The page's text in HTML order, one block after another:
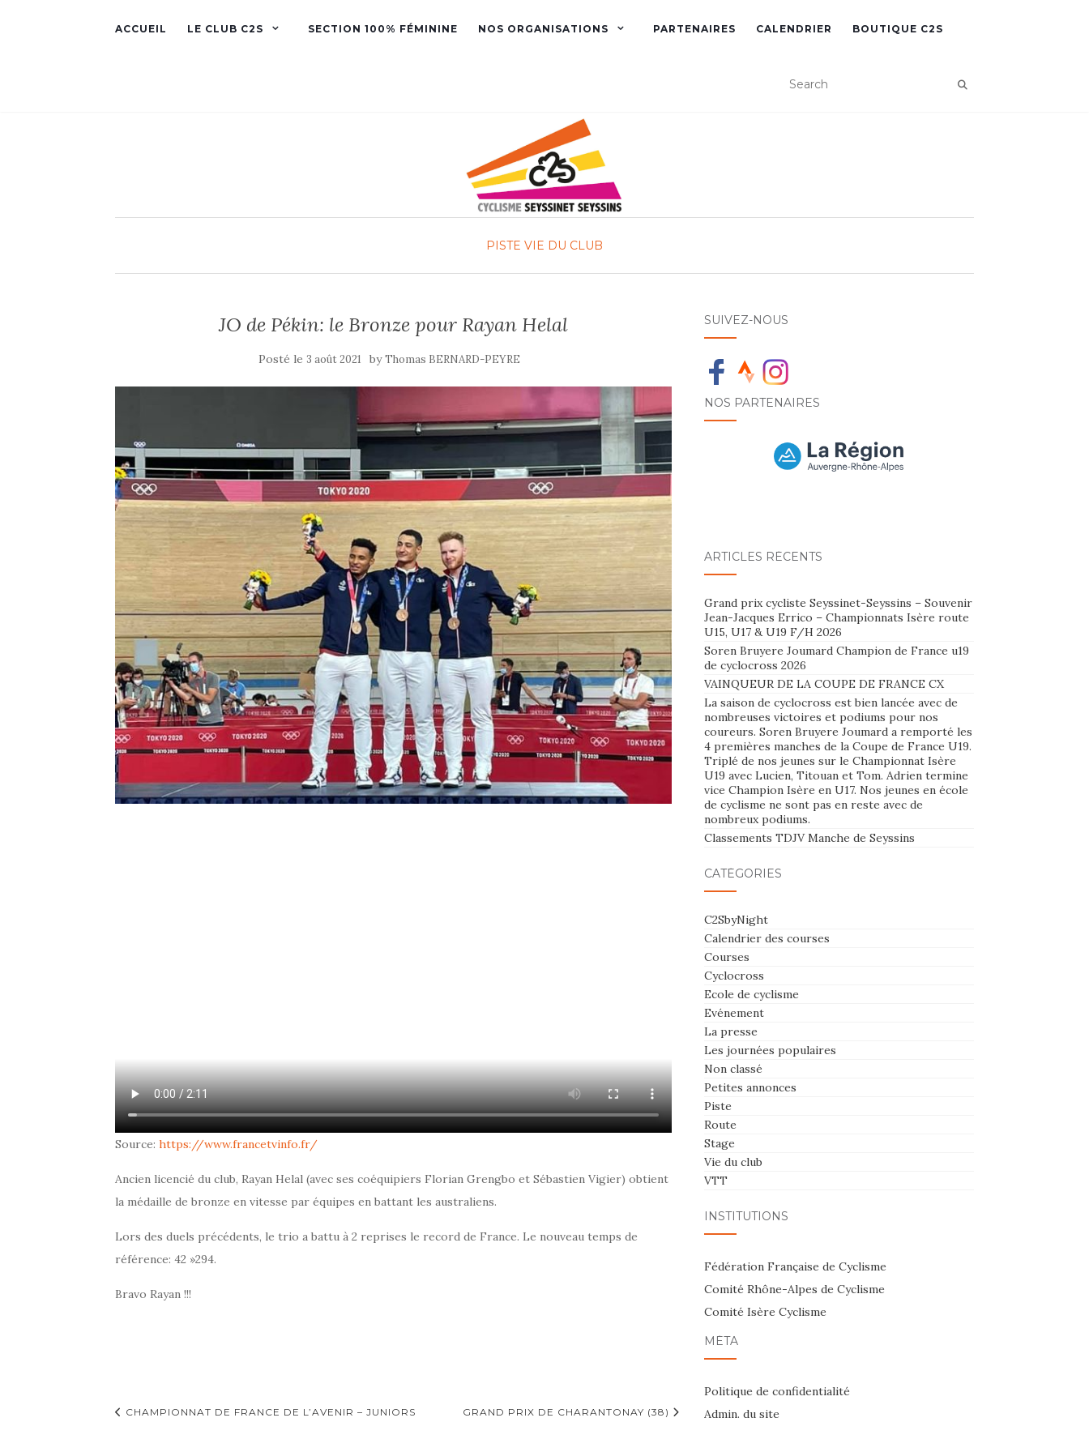
ACCUEIL LE CLUB C2S SECTION 100% FÉMININE NOS ORGANISATIONS PARTENAIRES CALENDRIER BOUTIQUE C2S
PISTE VIE DU CLUB
JO de Pékin: le Bronze pour Rayan Helal
Posté le 3 août 2021 byThomas BERNARD-PEYRE
Source: https://www.francetvinfo.fr/
Ancien licencié du club, Rayan Helal (avec ses coéquipiers Florian Grengbo et Sébastien Vigier) obtient
la médaille de bronze en vitesse par équipes en battant les australiens.
Lors des duels précédents, le trio a battu à 2 reprises le record de France. Le nouveau temps de
référence: 42 »294.
Bravo Rayan !!!
Navigation
CHAMPIONNAT DE FRANCE DE L’AVENIR – JUNIORS GRAND PRIX DE CHARANTONAY (38)
SUIVEZ-NOUS
NOS PARTENAIRES
ARTICLES RÉCENTS
Grand prix cycliste Seyssinet-Seyssins – Souvenir
Jean-Jacques Errico – Championnats Isère route
U15, U17 & U19 F/H 2026
Soren Bruyere Joumard Champion de France u19
de cyclocross 2026
VAINQUEUR DE LA COUPE DE FRANCE CX
La saison de cyclocross est bien lancée avec de
nombreuses victoires et podiums pour nos
coureurs. Soren Bruyere Joumard a remporté les
4 premières manches de la Coupe de France U19.
Triplé de nos jeunes sur le Championnat Isère
U19 avec Lucien, Titouan et Tom. Adrien termine
vice Champion Isère en U17. Nos jeunes en école
de cyclisme ne sont pas en reste avec de
nombreux podiums.
Classements TDJV Manche de Seyssins
CATÉGORIES
C2SbyNight
Calendrier des courses
Courses
Cyclocross
Ecole de cyclisme
Evénement
La presse
Les journées populaires
Non classé
Petites annonces
Piste
Route
Stage
Vie du club
VTT
INSTITUTIONS
Fédération Française de Cyclisme
Comité Rhône-Alpes de Cyclisme
Comité Isère Cyclisme
MÉTA
Politique de confidentialité
Admin. du site